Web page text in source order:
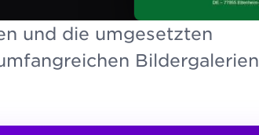
und die umgesetzten
Bildergalerien